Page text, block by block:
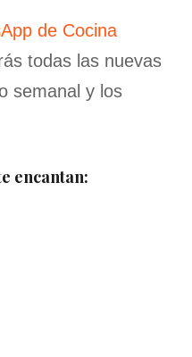
de Cocina
todas las nuevas
semanal y los
encantan: